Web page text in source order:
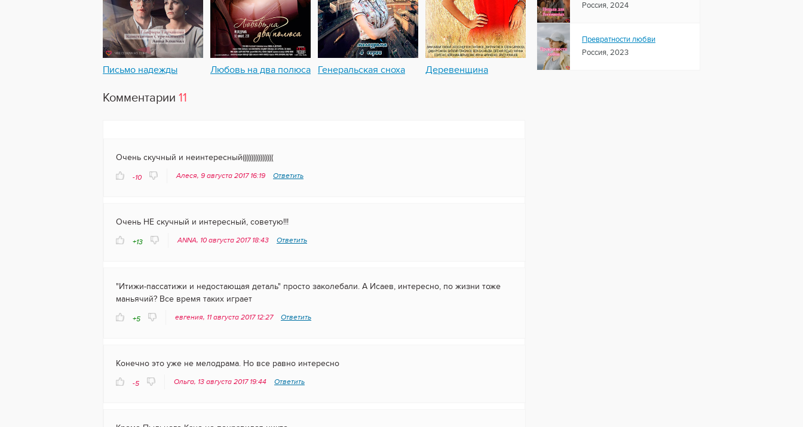
Письмо надежды Любовь на два полюса Генеральская сноха Деревенщина
Комментарии 11
Очень скучный и неинтересный(((((((((((((((((
-10 Алеся, 9 августа 2017 16:19 Ответить
Очень НЕ скучный и интересный, советую!!!
+13 ANNA, 10 августа 2017 18:43 Ответить
"Итижи-пассатижи и недостающая деталь" просто заколебали. А Исаев, интересно, по жизни тоже
маньячий? Все время таких играет
+5 евгения, 11 августа 2017 12:27 Ответить
Конечно это уже не мелодрама. Но все равно интересно
-5 Ольга, 13 августа 2017 19:44 Ответить
Россия, 2024
Превратности любви
Россия, 2023